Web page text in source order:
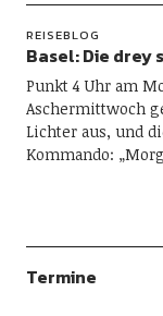
REISEBLOG
Basel: Die drey
Punkt 4 Uhr am
Aschermittwoch
Lichter aus, und
Kommando:
Termine